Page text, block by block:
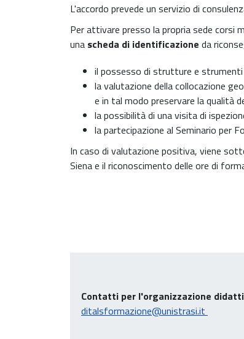
L'accordo prevede un servizio di
Per attivare presso la propria sede corsi
una scheda di identificazione da
il possesso di strutture e strumenti
la valutazione della collocazione
e in tal modo preservare la qualità
la possibilità di una visita di
la partecipazione al Seminario per
In caso di valutazione positiva, viene
Siena e il riconoscimento delle ore di
Contatti per l'organizzazione
ditalsformazione@unistrasi.it